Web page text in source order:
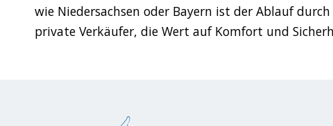
wie Niedersachsen oder Bayern ist der Ablauf
private Verkäufer, die Wert auf Komfort und